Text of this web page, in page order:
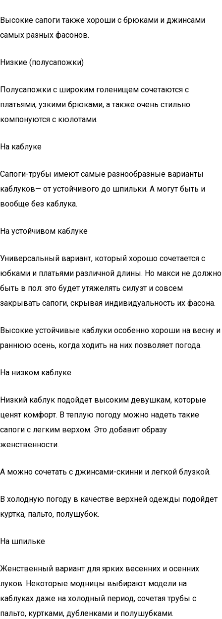
Высокие сапоги также хороши с брюками и джинсами
самых разных фасонов.
Низкие (полусапожки)
Полусапожки с широким голенищем сочетаются с
платьями, узкими брюками, а также очень стильно
компонуются с кюлотами.
На каблуке
Сапоги-трубы имеют самые разнообразные варианты
каблуков— от устойчивого до шпильки. А могут быть и
вообще без каблука.
На устойчивом каблуке
Универсальный вариант, который хорошо сочетается с
юбками и платьями различной длины. Но макси не должно
быть в пол: это будет утяжелять силуэт и совсем
закрывать сапоги, скрывая индивидуальность их фасона.
Высокие устойчивые каблуки особенно хороши на весну и
раннюю осень, когда ходить на них позволяет погода.
На низком каблуке
Низкий каблук подойдет высоким девушкам, которые
ценят комфорт. В теплую погоду можно надеть такие
сапоги с легким верхом. Это добавит образу
женственности.
А можно сочетать с джинсами-скинни и легкой блузкой.
В холодную погоду в качестве верхней одежды подойдет
куртка, пальто, полушубок.
На шпильке
Женственный вариант для ярких весенних и осенних
луков. Некоторые модницы выбирают модели на
каблуках даже на холодный период, сочетая трубы с
пальто, куртками, дубленками и полушубками.